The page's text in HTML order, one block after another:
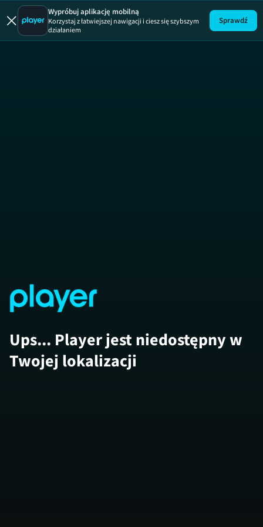
Uwaga!
Wypróbuj aplikację mobilną
Korzystaj z łatwiejszej nawigacji i ciesz się szybszym
działaniem
Sprawdź
Ups... Player jest niedostępny w
Twojej lokalizacji